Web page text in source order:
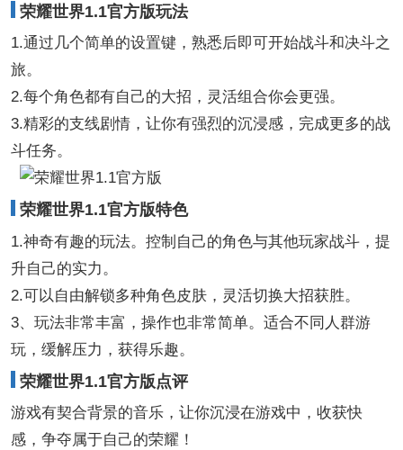
荣耀世界1.1官方版玩法
1.通过几个简单的设置键，熟悉后即可开始战斗和决斗之
旅。
2.每个角色都有自己的大招，灵活组合你会更强。
3.精彩的支线剧情，让你有强烈的沉浸感，完成更多的战
斗任务。
荣耀世界1.1官方版特色
1.神奇有趣的玩法。控制自己的角色与其他玩家战斗，提
升自己的实力。
2.可以自由解锁多种角色皮肤，灵活切换大招获胜。
3、玩法非常丰富，操作也非常简单。适合不同人群游
玩，缓解压力，获得乐趣。
荣耀世界1.1官方版点评
游戏有契合背景的音乐，让你沉浸在游戏中，收获快
感，争夺属于自己的荣耀！